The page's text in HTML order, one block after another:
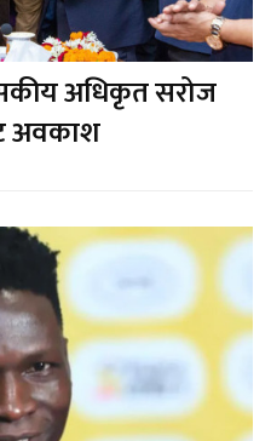
अधिकृत सरोज
अवकाश